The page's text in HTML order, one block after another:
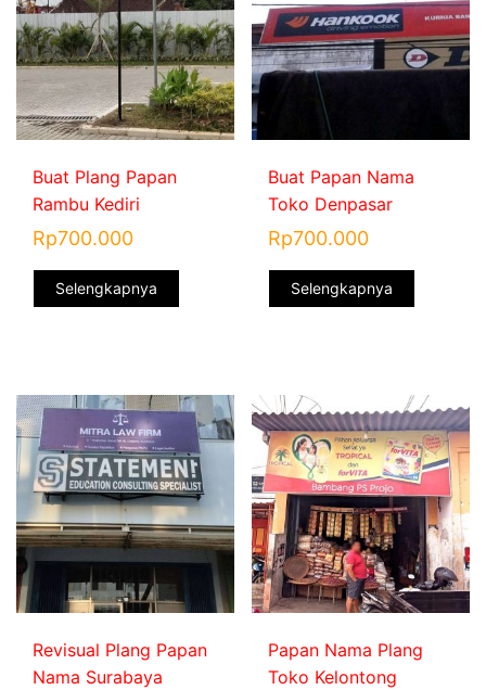
Buat Plang Papan
Rambu Kediri
Rp700.000
Selengkapnya
Buat Papan Nama
Toko Denpasar
Rp700.000
Selengkapnya
Revisual Plang Papan
Nama Surabaya
Papan Nama Plang
Toko Kelontong